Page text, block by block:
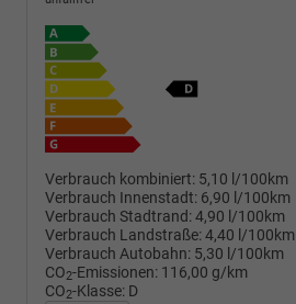
Verbrauch kombiniert: 5,10 l/100km
Verbrauch Innenstadt: 6,90 l/100km
Verbrauch Stadtrand:4,90 l/100km
Verbrauch Landstraße:4,40 l/100km
Verbrauch Autobahn: 5,30 l/100km
CO2-Emissionen: 116,00 g/km
CO2-Klasse: D